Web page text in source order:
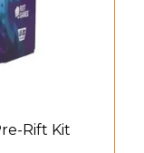
Rift Kit